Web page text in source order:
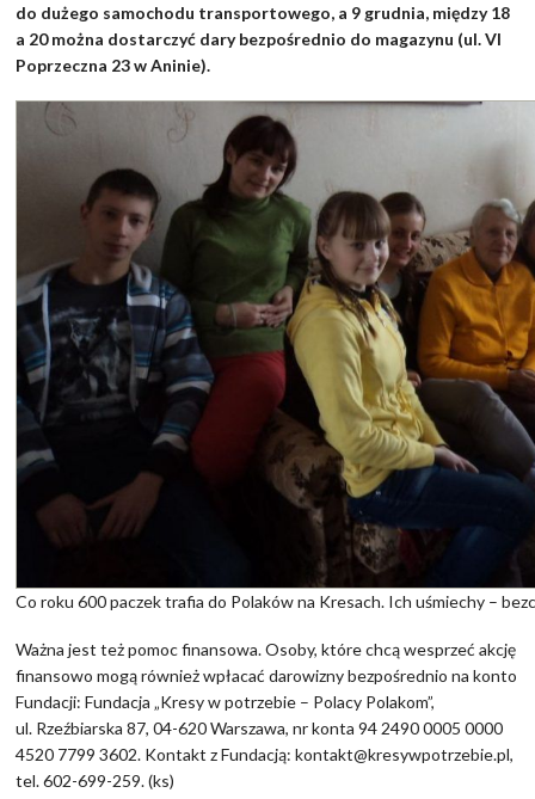
do dużego samochodu transportowego, a 9 grudnia, między 18
a 20 można dostarczyć dary bezpośrednio do magazynu (ul. VI
Poprzeczna 23 w Aninie).
Co roku 600 paczek trafia do Polaków na Kresach. Ich uśmiechy –
Ważna jest też pomoc finansowa. Osoby, które chcą wesprzeć akcję
finansowo mogą również wpłacać darowizny bezpośrednio na konto
Fundacji: Fundacja „Kresy w potrzebie – Polacy Polakom”,
ul. Rzeźbiarska 87, 04-620 Warszawa, nr konta 94 2490 0005 0000
4520 7799 3602. Kontakt z Fundacją: kontakt@kresywpotrzebie.pl,
tel. 602-699-259. (ks)